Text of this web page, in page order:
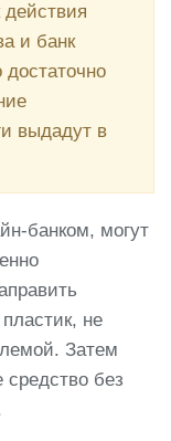
и банк
достаточно
выдадут в
банком, могут
не
Затем
средство без